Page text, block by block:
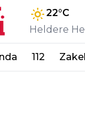
22°C
Heldere
112